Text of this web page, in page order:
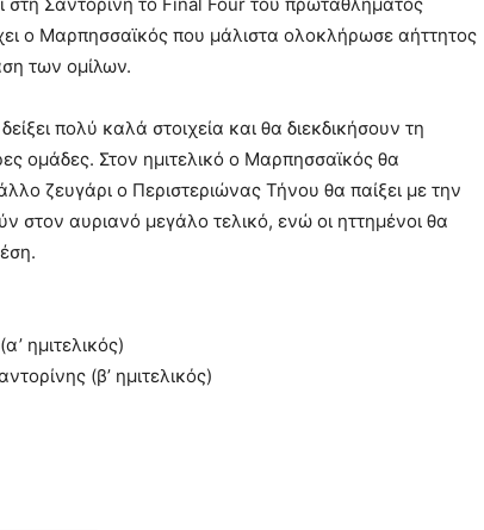
ο Μαρπησσαϊκός που μάλιστα ολοκλήρωσε αήττητος
των ομίλων.
πολύ καλά στοιχεία και θα διεκδικήσουν τη
ομάδες. Στον ημιτελικό ο Μαρπησσαϊκός θα
ζευγάρι ο Περιστεριώνας Τήνου θα παίξει με την
στον αυριανό μεγάλο τελικό, ενώ οι ηττημένοι θα
ημιτελικός)
(β’ ημιτελικός)